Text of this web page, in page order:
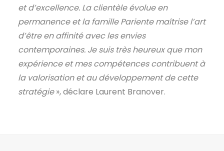
et d’excellence. La clientèle évolue en
permanence et la famille Pariente maîtrise l’art
d’être en affinité avec les envies
contemporaines. Je suis très heureux que mon
expérience et mes compétences contribuent à
la valorisation et au développement de cette
stratégie», déclare Laurent Branover.